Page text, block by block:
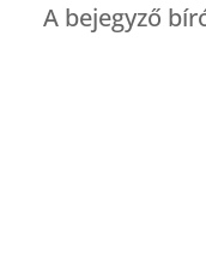
A bejegyző